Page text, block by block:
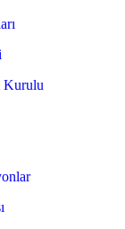
Kurulu